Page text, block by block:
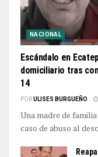
NACIONAL
Escándalo en
domiciliario tras
14
PORULISES BURGUEÑO
Una madre de
caso de abuso al